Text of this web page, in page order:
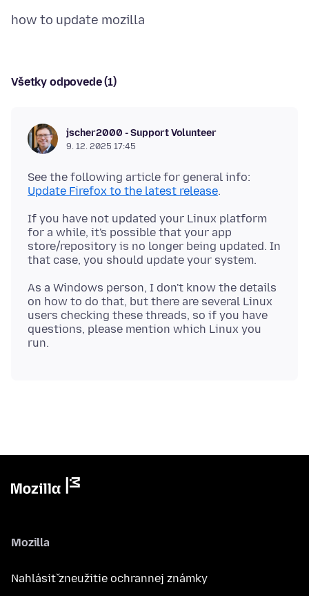
Všetky odpovede (1)
jscher2000 - Support Volunteer
9. 12. 2025 17:45
See the following article for general info:
Update Firefox to the latest release
If you have not updated your Linux platform
for a while, it's possible that your app
store/repository is no longer being updated. In
As a Windows person, I don't know the details
on how to do that, but there are several Linux
users checking these threads, so if you have
questions, please mention which Linux you
Mozilla
Nahlásiť zneužitie ochrannej známky